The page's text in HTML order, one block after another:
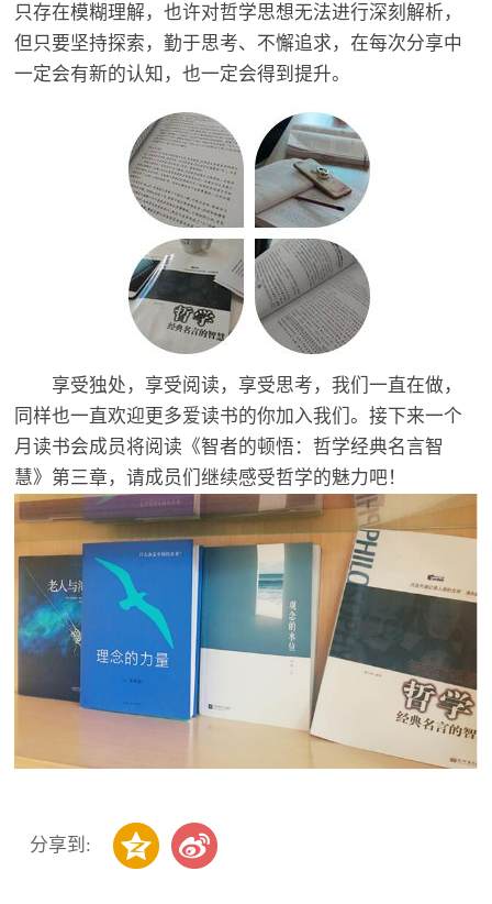
只存在模糊理解，也许对哲学思想无法进行深刻解析，
但只要坚持探索，勤于思考、不懈追求，在每次分享中
一定会有新的认知，也一定会得到提升。
享受独处，享受阅读，享受思考，我们一直在做，
同样也一直欢迎更多爱读书的你加入我们。接下来一个
月读书会成员将阅读《智者的顿悟：哲学经典名言智
慧》第三章，请成员们继续感受哲学的魅力吧！
分享到: